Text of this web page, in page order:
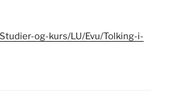
og-kurs/LU/Evu/Tolking-i-